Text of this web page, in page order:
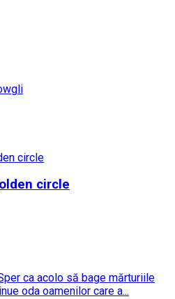
circle
ca acolo să bage mărturiile
oda oamenilor care a...